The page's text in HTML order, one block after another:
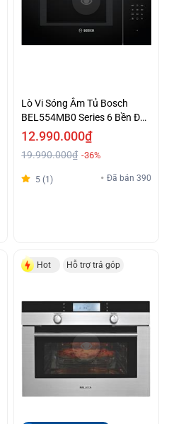
Lò Vi Sóng Âm Tủ Bosch
BEL554MB0 Series 6 Bền Đẹp
Giá Ưu Đãi
12.990.000₫
19.990.000₫ -36%
5 (1) Đã bán 390
Hot Hỗ trợ trả góp